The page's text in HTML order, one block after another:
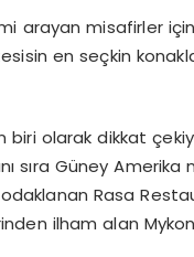
arayan misafirler
en seçkin
olarak dikkat
sıra Güney
Rasa
ilham alan